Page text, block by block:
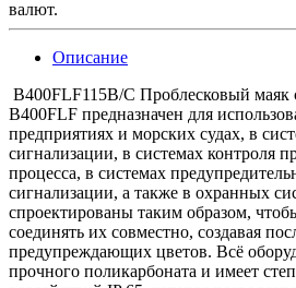
валют.
Описание
B400FLF115B/C Проблесковый маяк
B400FLF предназначен для
предприятиях и морских судах, в
сигнализации, в системах контроля
процесса, в системах
сигнализации, а также в охранных
спроектированы таким образом,
соединять их совместно, создавая
предупреждающих цветов. Всё
прочного поликарбоната и имеет